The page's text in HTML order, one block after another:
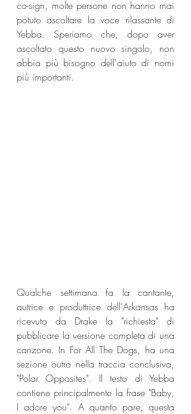
co-sign, molte persone non hanno mai
potuto ascoltare la voce rilassante di
Yebba. Speriamo che, dopo aver
ascoltato questo nuovo singolo, non
abbia più bisogno dell'aiuto di nomi
più importanti.
Qualche settimana fa la cantante,
autrice e produttrice dell'Arkansas ha
ricevuto da Drake la "richiesta" di
pubblicare la versione completa di una
canzone. In For All The Dogs, ha una
sezione outro nella traccia conclusiva,
"Polar Opposites". Il testo di Yebba
contiene principalmente la frase "Baby,
I adore you". A quanto pare, questa